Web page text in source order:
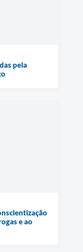
pela
e ao